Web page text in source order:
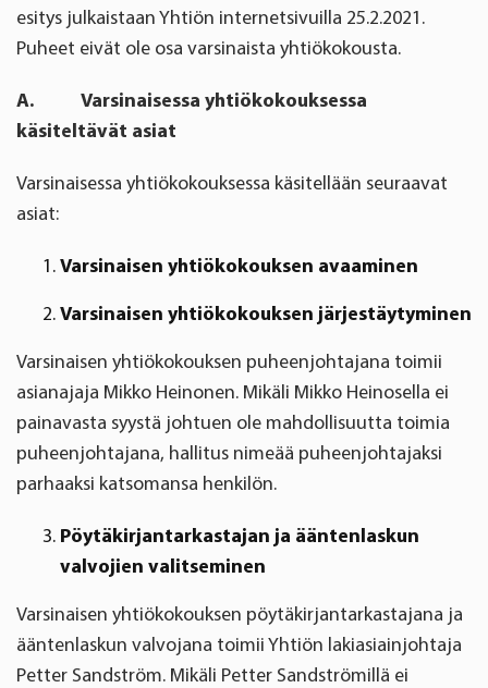
esitys julkaistaan Yhtiön internetsivuilla 25.2.2021.
Puheet eivät ole osa varsinaista yhtiökokousta.
A. Varsinaisessa yhtiökokouksessa
käsiteltävät asiat
Varsinaisessa yhtiökokouksessa käsitellään seuraavat
asiat:
Varsinaisen yhtiökokouksen avaaminen
Varsinaisen yhtiökokouksen järjestäytyminen
Varsinaisen yhtiökokouksen puheenjohtajana toimii
asianajaja Mikko Heinonen. Mikäli Mikko Heinosella ei
painavasta syystä johtuen ole mahdollisuutta toimia
puheenjohtajana, hallitus nimeää puheenjohtajaksi
parhaaksi katsomansa henkilön.
Pöytäkirjantarkastajan ja ääntenlaskun
valvojien valitseminen
Varsinaisen yhtiökokouksen pöytäkirjantarkastajana ja
ääntenlaskun valvojana toimii Yhtiön lakiasiainjohtaja
Petter Sandström. Mikäli Petter Sandströmillä ei